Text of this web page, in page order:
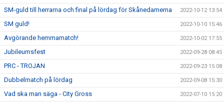
SM-guld till herrarna och final på lördag för Skånedamerna 2022-10-12 13:54
SM guld! 2022-10-10 15:46
Avgörande hemmamatch! 2022-10-02 17:55
Jubileumsfest 2022-09-28 08:45
PRC - TROJAN 2022-09-23 15:08
Dubbelmatch på lördag 2022-09-08 15:30
Vad ska man säga - City Gross 2022-07-10 15:20